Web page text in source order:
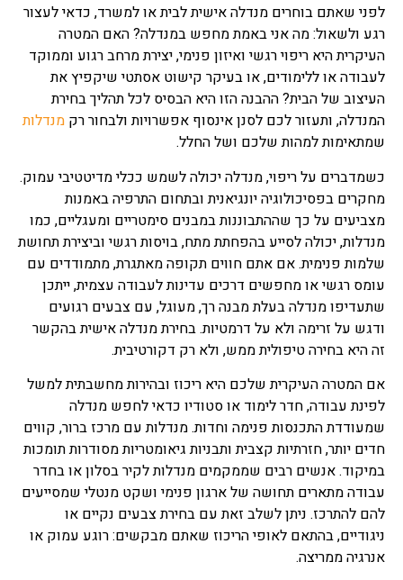
מעוניינים לבצע שיפור בתנאי
המשכנתא מהסיבות של שינויי
תנאים בכלכלה והריביות או
שינוי במסלולי ההחזר, עצם
הבקשה לשינוי מסלול נקרא
בשם מחזור משכנתא ומטרתו
שיפור תנאי ההחזר הקיימים.
ריבית משכנתא
כאשר אנו עומדים לרכוש נכס
נדל"ן ולקבל משכנתא כנגדו
רצוי מאוד לערוך השוואה בין
נותני המשכנתאות אם זה
אחרות, אנו נקבל מספר הצעות
כשאחד הפרמטרים החשובים
להשוואה בין ההצעות הוא
ריבית על משכנתא, חשוב
הנמוכה ביותר לא תהיה
האפשרות הטובה ביותר כי לא
בהכרח שריבית משכנתא זו
תישאר לאורך זמן.
מימון לעסקים
לפני שאתם בוחרים מנדלה אישית לבית או למשרד, כדאי לעצור
רגע ולשאול: מה אני באמת מחפש במנדלה? האם המטרה
העיקרית היא ריפוי רגשי ואיזון פנימי, יצירת מרחב רגוע וממוקד
לעבודה או ללימודים, או בעיקר קישוט אסתטי שיקפיץ את
העיצוב של הבית? ההבנה הזו היא הבסיס לכל תהליך בחירת
המנדלה, ותעזור לכם לסנן אינסוף אפשרויות ולבחור רק מנדלות
שמתאימות למהות שלכם ושל החלל.
כשמדברים על ריפוי, מנדלה יכולה לשמש ככלי מדיטטיבי עמוק.
מחקרים בפסיכולוגיה יונגיאנית ובתחום התרפיה באמנות
מצביעים על כך שההתבוננות במבנים סימטריים ומעגליים, כמו
מנדלות, יכולה לסייע בהפחתת מתח, בויסות רגשי וביצירת תחושת
שלמות פנימית. אם אתם חווים תקופה מאתגרת, מתמודדים עם
עומס רגשי או מחפשים דרכים עדינות לעבודה עצמית, ייתכן
שתעדיפו מנדלה בעלת מבנה רך, מעוגל, עם צבעים רגועים
ודגש על זרימה ולא על דרמטיות. בחירת מנדלה אישית בהקשר
זה היא בחירה טיפולית ממש, ולא רק דקורטיבית.
אם המטרה העיקרית שלכם היא ריכוז ובהירות מחשבתית למשל
לפינת עבודה, חדר לימוד או סטודיו כדאי לחפש מנדלה
שמעודדת התכנסות פנימה וחדות. מנדלות עם מרכז ברור, קווים
חדים יותר, חזרתיות קצבית ותבניות גיאומטריות מסודרות תומכות
במיקוד. אנשים רבים שממקמים מנדלות לקיר בסלון או בחדר
עבודה מתארים תחושה של ארגון פנימי ושקט מנטלי שמסייעים
להם להתרכז. ניתן לשלב זאת עם בחירת צבעים נקיים או
ניגודיים, בהתאם לאופי הריכוז שאתם מבקשים: רוגע עמוק או
אנרגיה ממריצה.